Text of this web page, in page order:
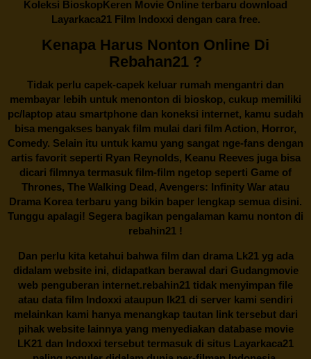
Koleksi BioskopKeren Movie Online terbaru download
Layarkaca21 Film Indoxxi dengan cara free.
Kenapa Harus Nonton Online Di
Rebahan21 ?
Tidak perlu capek-capek keluar rumah mengantri dan
membayar lebih untuk menonton di bioskop, cukup memiliki
pc/laptop atau smartphone dan koneksi internet, kamu sudah
bisa mengakses banyak film mulai dari film Action, Horror,
Comedy. Selain itu untuk kamu yang sangat nge-fans dengan
artis favorit seperti Ryan Reynolds, Keanu Reeves juga bisa
dicari filmnya termasuk film-film ngetop seperti Game of
Thrones, The Walking Dead, Avengers: Infinity War atau
Drama Korea terbaru yang bikin baper lengkap semua disini.
Tunggu apalagi! Segera bagikan pengalaman kamu nonton di
rebahin21 !
Dan perlu kita ketahui bahwa film dan dramaLk21yg ada
didalam website ini, didapatkan berawal dari Gudangmovie
web penguberan internet.rebahin21 tidak menyimpan file
atau data film Indoxxi ataupun lk21 di server kami sendiri
melainkan kami hanya menangkap tautan link tersebut dari
pihak website lainnya yang menyediakan database movie
LK21 dan Indoxxi tersebut termasuk di situs Layarkaca21